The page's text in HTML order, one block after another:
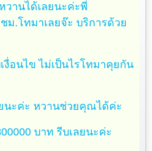
วานได้เลยนะค่ะพี่
ม.โทมาเลยจ๊ะ บริการด้วย
อนไข ไม่เป็นไรโทมาคุยกัน
นะค่ะ หวานช่วยคุณได้ค่ะ
บาท รีบเลยนะค่ะ